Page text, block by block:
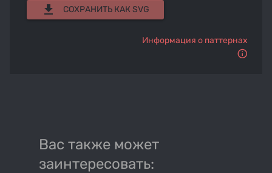
get_app СОХРАНИТЬ КАК SVG
Информация о паттернах
Вас также может
заинтересовать: